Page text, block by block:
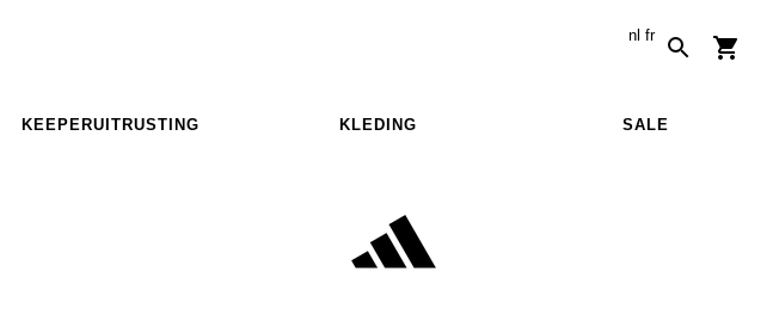
nl fr
KEEPERUITRUSTING KLEDING SALE